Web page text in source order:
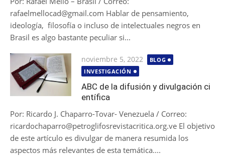
rafaelmellocad@gmail.com Hablar de pensamiento,
ideología, filosofía o incluso de intelectuales negros en
Brasil es algo bastante peculiar si...
Publicada
el
noviembre 5, 2022
BLOG
INVESTIGACIÓN
ABC de la difusión y divulgación ci
entífica
Por: Ricardo J. Chaparro-Tovar- Venezuela / Correo:
ricardochaparro@petroglifosrevistacritica.org.ve El objetivo
de este artículo es divulgar de manera resumida los
aspectos más relevantes de esta temática....